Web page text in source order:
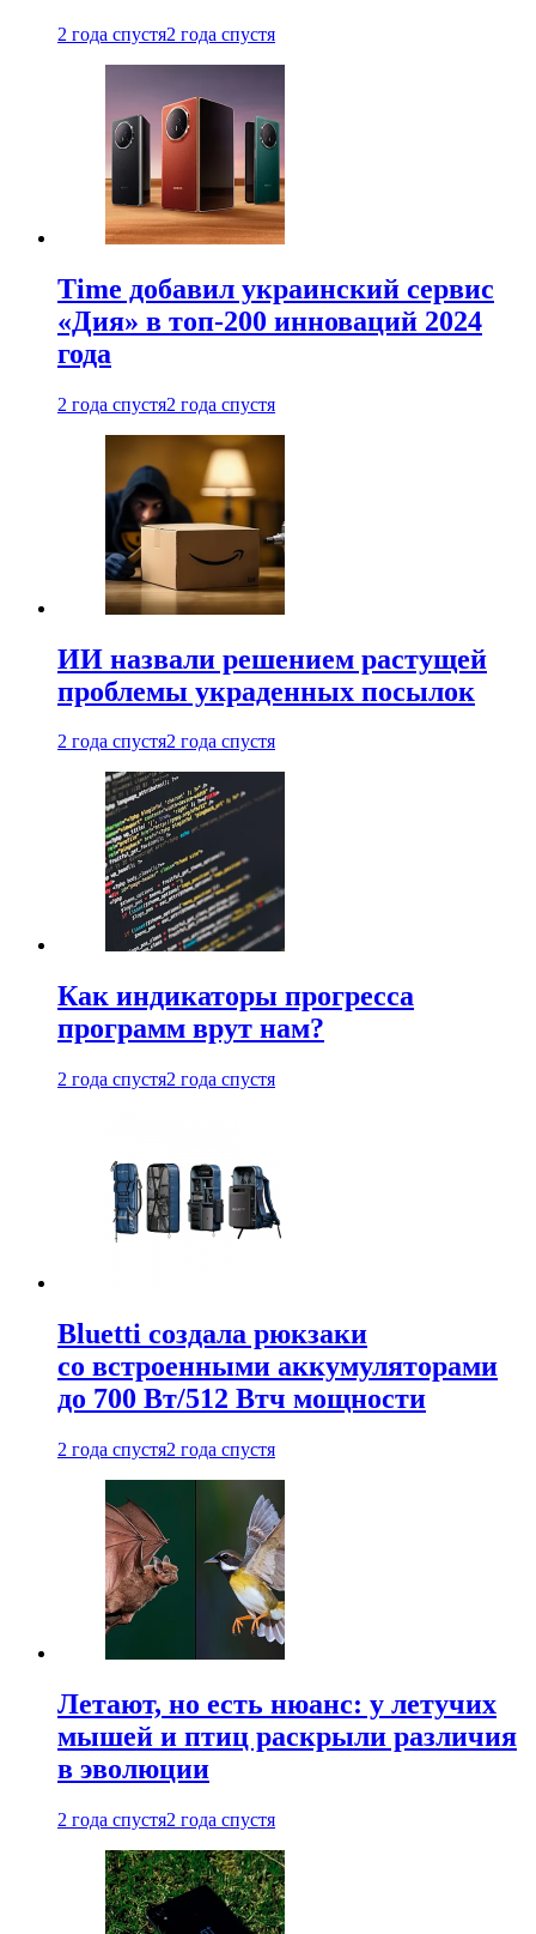
2 года спустя2 года спустя
Time добавил украинский сервис
«Дия» в топ-200 инноваций 2024
года
2 года спустя2 года спустя
ИИ назвали решением растущей
проблемы украденных посылок
2 года спустя2 года спустя
Как индикаторы прогресса
программ врут нам?
2 года спустя2 года спустя
Bluetti создала рюкзаки
со встроенными аккумуляторами
до 700 Вт/512 Втч мощности
2 года спустя2 года спустя
Летают, но есть нюанс: у летучих
мышей и птиц раскрыли различия
в эволюции
2 года спустя2 года спустя